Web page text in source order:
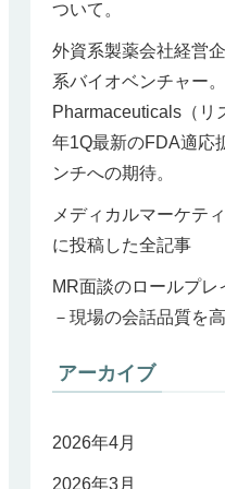
ついて。
外資系製薬会社経営
系バイオベンチャー
Pharmaceuticals（リ
年1Q最新のFDA適応
ンチへの期待。
メディカルマーケテ
に投稿した全記事
MR面談のロールプ
－現場の会話品質を
アーカイブ
2026年4月
2026年3月